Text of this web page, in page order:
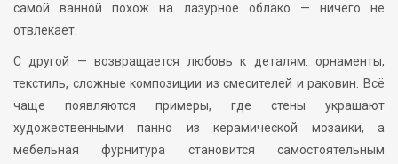
самой ванной похож на лазурное облако — ничего не
отвлекает.
С другой — возвращается любовь к деталям: орнаменты,
текстиль, сложные композиции из смесителей и раковин. Всё
чаще появляются примеры, где стены украшают
художественными панно из керамической мозаики, а
мебельная фурнитура становится самостоятельным